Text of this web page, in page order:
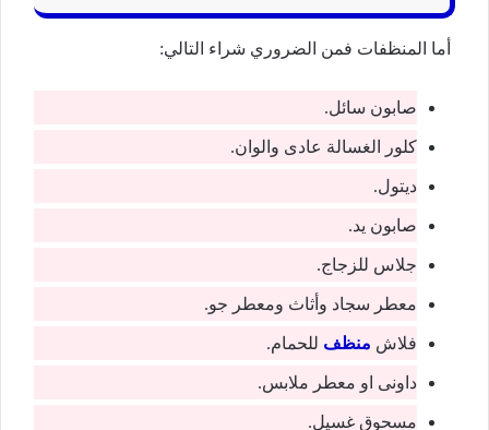
أما المنظفات فمن الضروري شراء التالي:
صابون سائل.
كلور الغسالة عادى والوان.
ديتول.
صابون يد.
جلاس للزجاج.
معطر سجاد وأثاث ومعطر جو.
فلاش منظف للحمام.
داونى او معطر ملابس.
مسحوق غسيل.